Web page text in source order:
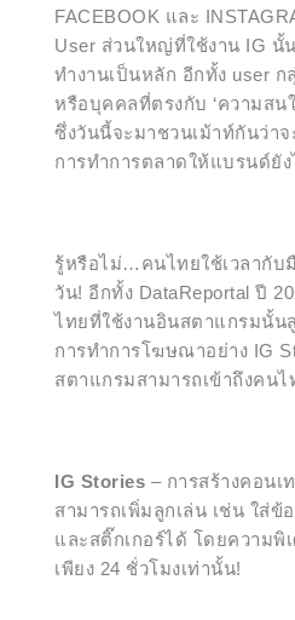
FACEBOOK และ
User ส่วนใหญ่ที่ใช้งาน IG นั้
ทำงานเป็นหลัก อีกทั้ง user
หรือบุคคลที่ตรงกับ ‘ความสน
ซึ่งวันนี้จะมาชวนเม้าท์กันว่าจ
การทำการตลาดให้แบรนด์ยัง
รู้หรือไม่…คนไทยใช้เวลากับ
วัน! อีกทั้ง DataReportal ปี
ไทยที่ใช้งานอินสตาแกรมนั้น
การทำการโฆษณาอย่าง IG
สตาแกรมสามารถเข้าถึงคนไ
IG Stories – การสร้างคอน
สามารถเพิ่มลูกเล่น เช่น ใส่ข้
และสติ๊กเกอร์ได้ โดยความ
เพียง 24 ชั่วโมงเท่านั้น!